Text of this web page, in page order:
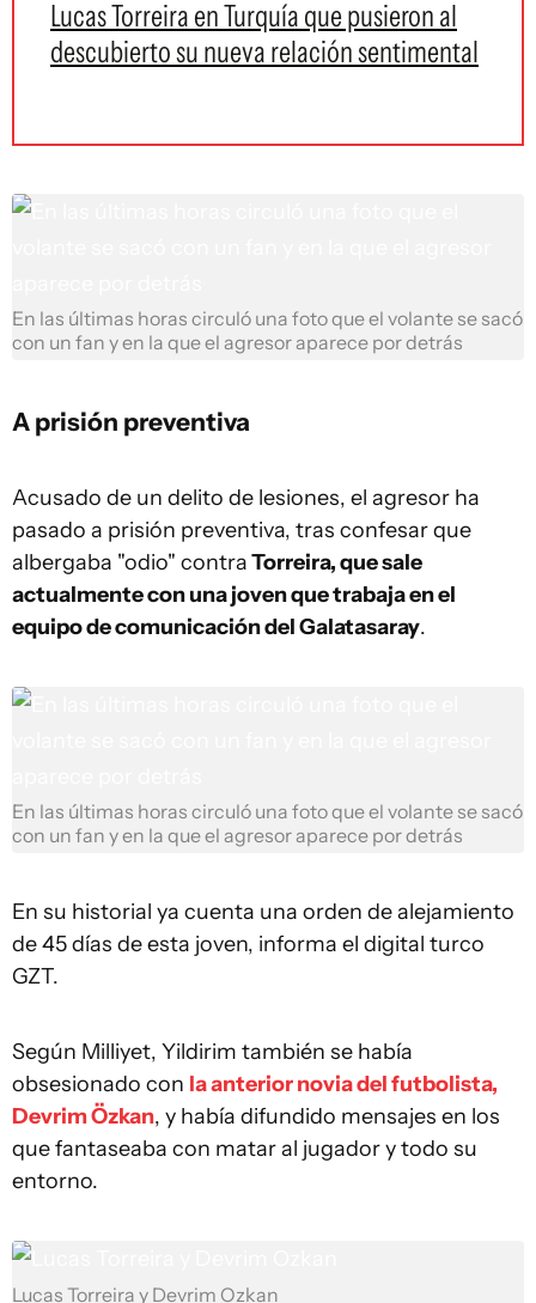
Lucas Torreira en Turquía que pusieron al
descubierto su nueva relación sentimental
En las últimas horas circuló una foto que el volante se sacó
con un fan y en la que el agresor aparece por detrás
A prisión preventiva
Acusado de un delito de lesiones, el agresor ha
pasado a prisión preventiva, tras confesar que
albergaba "odio" contraTorreira, que sale
actualmente con una joven que trabaja en el
equipo de comunicación del Galatasaray.
En las últimas horas circuló una foto que el volante se sacó
con un fan y en la que el agresor aparece por detrás
En su historial ya cuenta una orden de alejamiento
de 45 días de esta joven, informa el digital turco
GZT.
Según Milliyet, Yildirim también se había
obsesionado con la anterior novia del futbolista,
Devrim Özkan, y había difundido mensajes en los
que fantaseaba con matar al jugador y todo su
entorno.
Lucas Torreira y Devrim Ozkan